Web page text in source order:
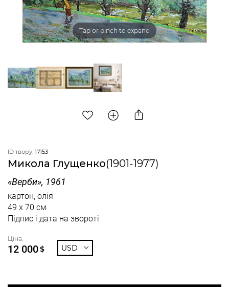
Tap or pinch to expand
ID твору: 17153
Микола Глущенко(1901-1977)
«Верби», 1961
картон, олія
49 x 70 см
Підпис і дата на звороті
Ціна:
12 000$ USD